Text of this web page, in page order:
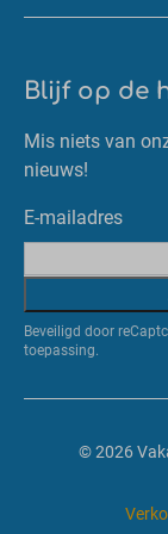
Blijf op de
Mis niets van
nieuws!
E-mailadres
Beveiligd door
toepassing.
© 2026